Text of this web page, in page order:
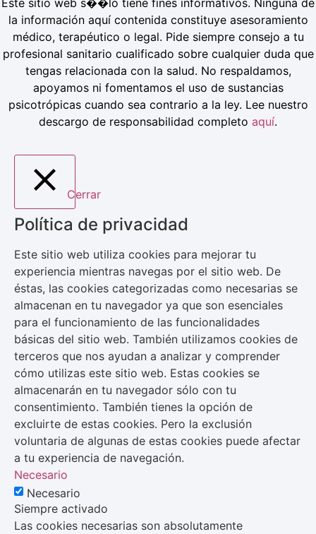
Este sitio web s��lo tiene fines informativos. Ninguna de
la información aquí contenida constituye asesoramiento
médico, terapéutico o legal. Pide siempre consejo a tu
profesional sanitario cualificado sobre cualquier duda que
tengas relacionada con la salud. No respaldamos,
apoyamos ni fomentamos el uso de sustancias
psicotrópicas cuando sea contrario a la ley. Lee nuestro
descargo de responsabilidad completo aquí.
Cerrar
Política de privacidad
Este sitio web utiliza cookies para mejorar tu
experiencia mientras navegas por el sitio web. De
éstas, las cookies categorizadas como necesarias se
almacenan en tu navegador ya que son esenciales
para el funcionamiento de las funcionalidades
básicas del sitio web. También utilizamos cookies de
terceros que nos ayudan a analizar y comprender
cómo utilizas este sitio web. Estas cookies se
almacenarán en tu navegador sólo con tu
consentimiento. También tienes la opción de
excluirte de estas cookies. Pero la exclusión
voluntaria de algunas de estas cookies puede afectar
a tu experiencia de navegación.
Necesario
Necesario
Siempre activado
Las cookies necesarias son absolutamente